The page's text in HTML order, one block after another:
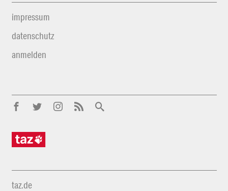
impressum
datenschutz
anmelden
taz.de